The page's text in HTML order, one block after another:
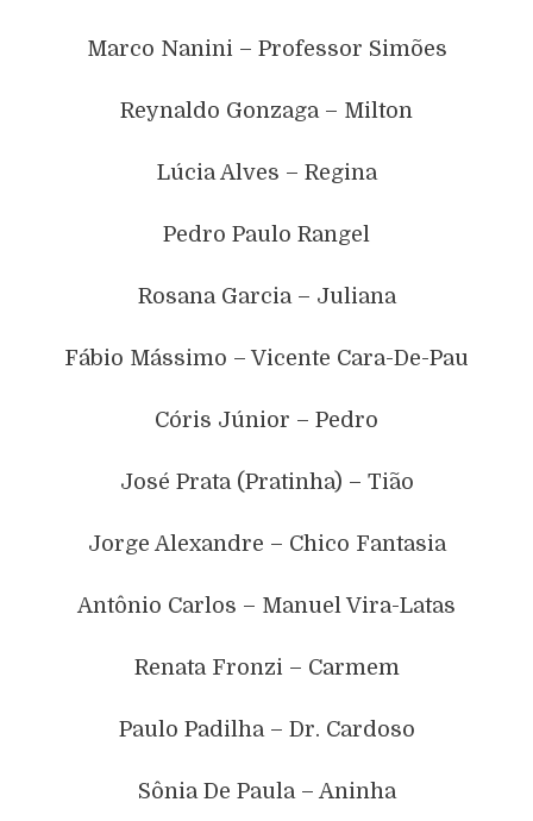
Marco Nanini – Professor Simões
Reynaldo Gonzaga – Milton
Lúcia Alves – Regina
Pedro Paulo Rangel
Rosana Garcia – Juliana
Fábio Mássimo – Vicente Cara-De-Pau
Córis Júnior – Pedro
José Prata (Pratinha) – Tião
Jorge Alexandre – Chico Fantasia
Antônio Carlos – Manuel Vira-Latas
Renata Fronzi – Carmem
Paulo Padilha – Dr. Cardoso
Sônia De Paula – Aninha